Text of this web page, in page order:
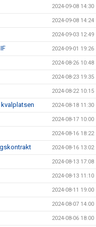
2024-09-08 14:30
2024-09-08 14:24
2024-09-03 12:49
2024-09-01 19:26
2024-08-26 10:48
2024-08-23 19:35
2024-08-22 10:15
2024-08-18 11:30
2024-08-17 10:00
2024-08-16 18:22
2024-08-16 13:02
2024-08-13 17:08
2024-08-13 11:10
2024-08-11 19:00
2024-08-07 14:00
2024-08-06 18:00